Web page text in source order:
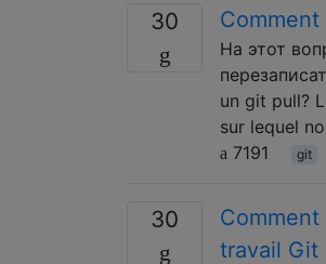
30
На этот
un git pull?
sur lequel
7191
git
30
travail Git